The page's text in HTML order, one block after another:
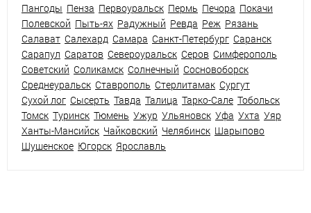
Пангоды Пенза Первоуральск Пермь Печора Покачи
Полевской Пыть-ях Радужный Ревда Реж Рязань
Салават Салехард Самара Санкт-Петербург Саранск
Сарапул Саратов Североуральск Серов Симферополь
Советский Соликамск Солнечный Сосновоборск
Среднеуральск Ставрополь Стерлитамак Сургут
Сухой лог Сысерть Тавда Талица Тарко-Сале Тобольск
Томск Туринск Тюмень Ужур Ульяновск Уфа Ухта Уяр
Ханты-Мансийск Чайковский Челябинск Шарыпово
Шушенское Югорск Ярославль